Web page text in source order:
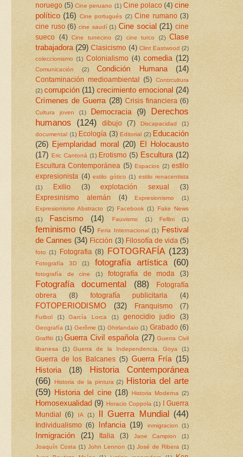
noruego (5) Cine peruano (1) Cine polaco (4) cine
político (16) Cine portugués (2) Cine rumano (3)
cine ruso (6) cine saudí (1) Cine social (21) cine
sueco (4) Cine tunecino (2) cine turco (2) Clase
trabajadora (29) Clasicismo (4) Clint Eastwood (2)
coleccionismo (1) Colonialismo (4) comedia (12)
Comunicación (2) Condición Humana (14)
Contaminación medioambiental (5) Contrcultura
(2) corrupción (11) crecimiento emocional (24)
Crímenes de Guerra (28) Crisis financiera (6)
Cultura joven (1) Democracia (9)
Derechos
humanos
(124) dibujo (7) Discapacidad
(1)
documental (1) Ecología (3) Editorial (2) Educación
(26) Ejemplaridad moral (20) El Holocausto
(17) Eric Cantoná (1) Erotismo (5) Escultura (12)
Escultura Contemporánea (5) Espacios (2) estilo
expresionista (4) estilo gótico (1) estilo renacentista
(1)
Exilio (3) explotación sexual
(3)
Expresinismo alemán
(4) Expresionismo
(1)
Expresionismo Abstracto (2) Facebook (1) Fake News
(1)
Fascismo (14) Fauvismo (1) Fellini (1)
feminismo (45) Feria Internacional (1)
Festival
de Cannes (34) Ficción (3) Filosofía de vida (5)
foto (1) Fotografia (8) FOTOGRAFÍA (123)
Fotografía 3D (1) fotografía artística (60)
fotografía de cine (1) fotografía de moda (3)
Fotografía documental (88)
Fotografía
obrera
(8) fotografía publicitaria (4)
FOTOPERIODISMO (32) Franquismo (7)
Futbol (1) García Lorca (1) genocidio judio (3)
Geografía (1) Gerôme (1) Ghirlandaio (1) Grabado (6)
Graffiti (1) Guerra Civil española (27) Guerra Civil
libanesa
(1) Guerra de la Independencia. Goya (1)
Guerra de los Balcanes (5) Guerra Fría (15)
Historia
(18)
Historia Contemporánea
(66)
Historia de la pintura (2) Historia del arte
(59) Historia del cine (18) Historia Moderna (2)
Homosexualidad (9) Horacio Coppola (1)
I Guerra
Mundial
(6) IA (1) II Guerra Mundial (44)
Individualismo (6) Infancia (19) inmigracion (1)
Inmigración (21) Italia (3) Jane Campion
(1)
Joaquín Costa (1) John Lennon (1) José de Ribera (1)